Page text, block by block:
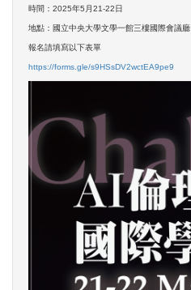
時間：2025年5月21-22日
地點：國立中央大學文學一館三樓國際會議廳
報名請填寫以下表單
https://forms.gle/s9HSsDV2wctEA9pe9